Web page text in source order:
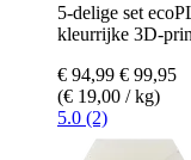
5-delige set
kleurrijke 3D-
€ 94,99 € 99,95
(€ 19,00 / kg)
5.0 (2)